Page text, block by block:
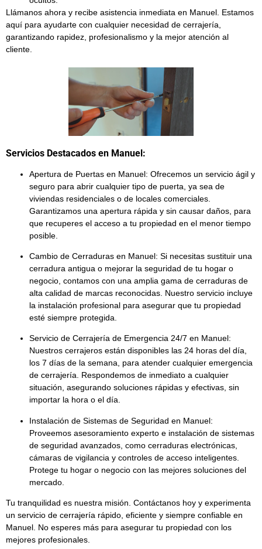
Llámanos ahora y recibe asistencia inmediata en Manuel. Estamos
aquí para ayudarte con cualquier necesidad de cerrajería,
garantizando rapidez, profesionalismo y la mejor atención al
cliente.
Servicios Destacados en Manuel:
Apertura de Puertas en Manuel: Ofrecemos un servicio ágil y
seguro para abrir cualquier tipo de puerta, ya sea de
viviendas residenciales o de locales comerciales
Garantizamos una apertura rápida y sin causar daños, para
que recuperes el acceso a tu propiedad en el menor tiempo
posible.
Cambio de Cerraduras en Manuel: Si necesitas sustituir una
cerradura antigua o mejorar la seguridad de tu hogar o
negocio, contamos con una amplia gama de cerraduras de
alta calidad de marcas reconocidas. Nuestro servicio incluye
la instalación profesional para asegurar que tu propiedad
esté siempre protegida.
Servicio de Cerrajería de Emergencia 24/7 en Manuel:
Nuestros cerrajeros están disponibles las 24 horas del día,
los 7 días de la semana, para atender cualquier emergencia
de cerrajería. Respondemos de inmediato a cualquier
situación, asegurando soluciones rápidas y efectivas, sin
importar la hora o el día.
Instalación de Sistemas de Seguridad en Manuel:
Proveemos asesoramiento experto e instalación de sistemas
de seguridad avanzados , como cerraduras electrónicas,
cámaras de vigilancia y controles de acceso inteligentes.
Protege tu hogar o negocio con las mejores soluciones del
mercado.
Tu tranquilidad es nuestra misión. Contáctanos hoy y experimenta
un servicio de cerrajería rápido, eficiente y siempre confiable en
Manuel. No esperes más para asegurar tu propiedad con los
mejores profesionales.